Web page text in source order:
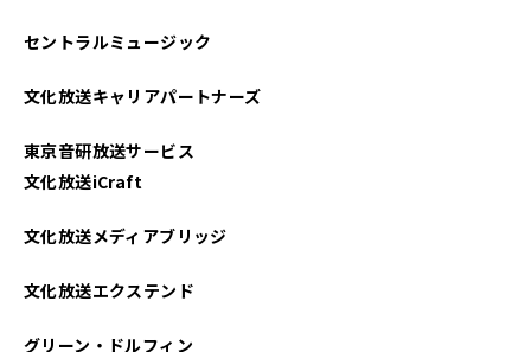
セントラルミュージック
文化放送キャリアパートナーズ
東京音研放送サービス
文化放送iCraft
文化放送メディアブリッジ
文化放送エクステンド
グリーン・ドルフィン